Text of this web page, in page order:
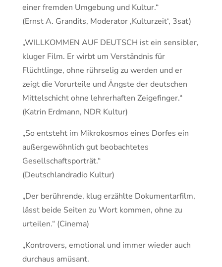
einer fremden Umgebung und Kultur.“
(Ernst A. Grandits, Moderator ‚Kulturzeit‘, 3sat)
„WILLKOMMEN AUF DEUTSCH ist ein sensibler,
kluger Film. Er wirbt um Verständnis für
Flüchtlinge, ohne rührselig zu werden und er
zeigt die Vorurteile und Ängste der deutschen
Mittelschicht ohne lehrerhaften Zeigefinger.“
(Katrin Erdmann, NDR Kultur)
„So entsteht im Mikrokosmos eines Dorfes ein
außergewöhnlich gut beobachtetes
Gesellschaftsporträt.“
(Deutschlandradio Kultur)
„Der berührende, klug erzählte Dokumentarfilm,
lässt beide Seiten zu Wort kommen, ohne zu
urteilen.“ (Cinema)
„Kontrovers, emotional und immer wieder auch
durchaus amüsant.